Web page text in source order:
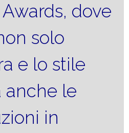
dove
solo
e lo stile
anche le
in